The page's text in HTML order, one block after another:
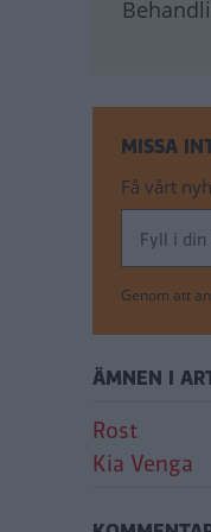
MISSA
Få vårt
Genom att
ÄMNEN I
Rost
Kia Venga